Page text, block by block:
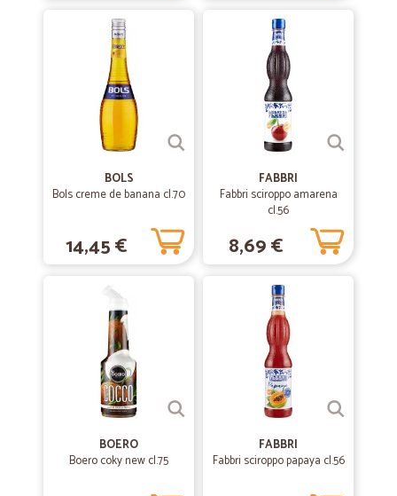
BOLS
Bols creme de banana cl.70
14,45 €
FABBRI
Fabbri sciroppo amarena
cl.56
8,69 €
BOERO
Boero coky new cl.75
FABBRI
Fabbri sciroppo papaya cl.56